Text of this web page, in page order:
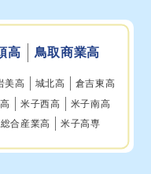
高 鳥取商業高
美高 城北高
倉吉東高
米子西高
米子南高
合産業高 米子高専